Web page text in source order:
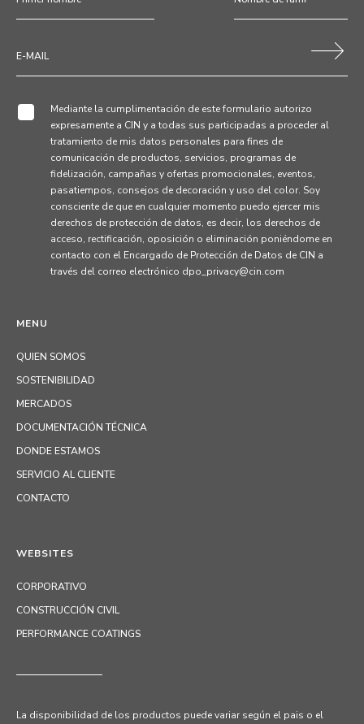
MENU
QUIEN SOMOS
SOSTENIBILIDAD
MERCADOS
DOCUMENTACIÓN TÉCNICA
DONDE ESTAMOS
SERVICIO AL CLIENTE
CONTACTO
Mediante la cumplimentación de este formulario autorizo
expresamente a CIN y a todas sus participadas a proceder al
tratamiento de mis datos personales para fines de
comunicación de productos, servicios, programas de
fidelización, campañas y ofertas promocionales, eventos,
pasatiempos, consejos de decoración y uso del color. Soy
consciente de que en cualquier momento puedo ejercer mis
derechos de protección de datos, es decir, los derechos de
acceso, rectificación, oposición o eliminación poniéndome en
contacto con el Encargado de Protección de Datos de CIN a
través del correo electrónico dpo_privacy@cin.com
WEBSITES
CORPORATIVO
CONSTRUCCIÓN CIVIL
PERFORMANCE COATINGS
La disponibilidad de los productos puede variar según el pais o el